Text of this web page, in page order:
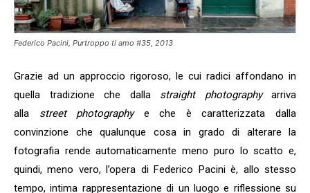
Federico Pacini, Purtroppo ti amo #35, 2013
Grazie ad un approccio rigoroso, le cui radici affondano in
quella tradizione che dalla straight photography arriva
alla street photography e che è
caratterizzata dalla
convinzione che qualunque cosa in grado di alterare la
fotografia rende automaticamente meno puro lo scatto e,
quindi, meno vero, l’opera di Federico Pacini è, allo stesso
tempo, intima rappresentazione di un luogo e riflessione su